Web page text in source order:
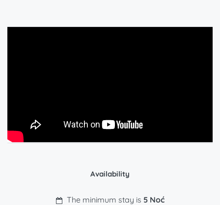
Availability
The minimum stay is 5 Noć